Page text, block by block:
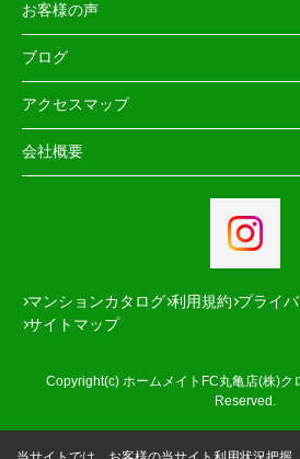
お客様の声
ブログ
アクセスマップ
会社概要
マンションカタログ 利用規約 プライ
サイトマップ
Copyright(c) ホームメイトFC丸亀店(株)ク
Reserved.